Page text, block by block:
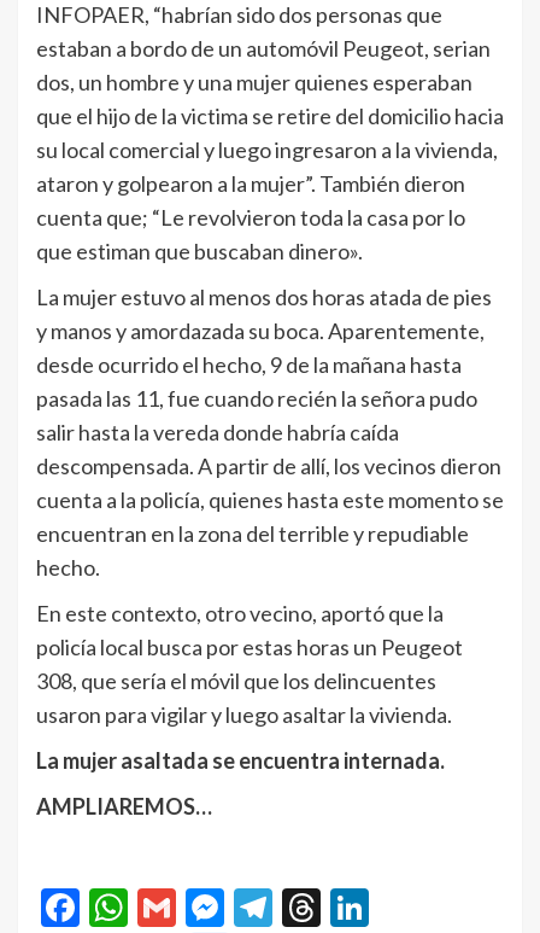
INFOPAER, “habrían sido dos personas que
estaban a bordo de un automóvil Peugeot, serian
dos, un hombre y una mujer quienes esperaban
que el hijo de la victima se retire del domicilio hacia
su local comercial y luego ingresaron a la vivienda,
ataron y golpearon a la mujer”. También dieron
cuenta que; “Le revolvieron toda la casa por lo
que estiman que buscaban dinero».
La mujer estuvo al menos dos horas atada de pies
y manos y amordazada su boca. Aparentemente,
desde ocurrido el hecho, 9 de la mañana hasta
pasada las 11, fue cuando recién la señora pudo
salir hasta la vereda donde habría caída
descompensada. A partir de allí, los vecinos dieron
cuenta a la policía, quienes hasta este momento se
encuentran en la zona del terrible y repudiable
hecho.
En este contexto, otro vecino, aportó que la
policía local busca por estas horas un Peugeot
308, que sería el móvil que los delincuentes
usaron para vigilar y luego asaltar la vivienda.
La mujer asaltada se encuentra internada.
AMPLIAREMOS…
Facebook
WhatsApp
GmailMessenger
Telegram
Threads